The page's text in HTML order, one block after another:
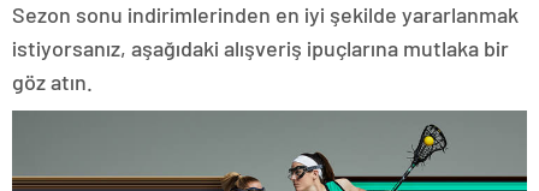
Sezon sonu indirimlerinden en iyi şekilde yararlanmak
istiyorsanız, aşağıdaki alışveriş ipuçlarına mutlaka bir
göz atın.